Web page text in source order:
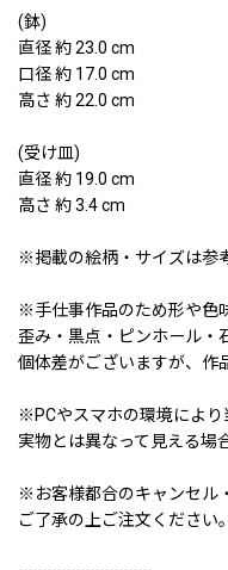
(鉢)
直径 約 23.0 cm
口径 約 17.0 cm
高さ 約 22.0 cm
(受け皿)
直径 約 19.0 cm
高さ 約 3.4 cm
※掲載の絵柄・サイズは参
※手仕事作品のため形や色
歪み・黒点・ピンホール・
個体差がございますが、作
※PCやスマホの環境によ
実物とは異なって見える場
※お客様都合のキャンセル
ご了承の上ご注文ください。